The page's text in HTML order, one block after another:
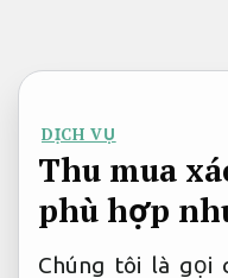
nội
dungDỊCH VỤ
Thu mua
phù hợp
Chúng tôi là gọi